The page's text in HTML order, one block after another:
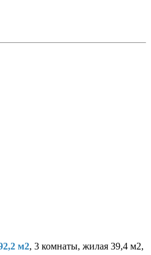
м2, 3 комнаты, жилая 39,4 м2,